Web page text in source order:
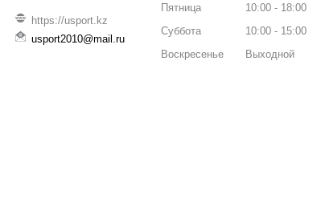
https://usport.kz
usport2010@mail.ru
Пятница
10:00
18:00
Суббота
10:00
15:00
Воскресенье
Выходной